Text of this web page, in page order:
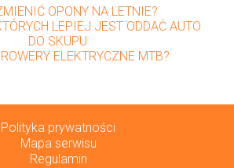
OPONY NA LETNIE?
LEPIEJ JEST ODDAĆ AUTO
DO SKUPU
ELEKTRYCZNE MTB?
Polityka prywatności
Mapa serwisu
Regulamin